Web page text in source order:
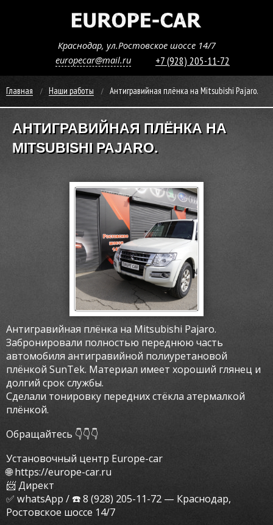
Краснодар, ул.Ростовское шоссе 14/7
europecar@mail.ru
+7 (928) 205-11-72
Главная Наши работы Антигравийная плёнка на Mitsubishi Pajaro.
АНТИГРАВИЙНАЯ ПЛЁНКА НА
MITSUBISHI PAJARO.
Антигравийная плёнка на Mitsubishi Pajaro.
Забронировали полностью переднюю часть
автомобиля антигравийной полиуретановой
плёнкой SunTek. Материал имеет хороший глянец и
долгий срок службы.
Сделали тонировку передних стёкла атермалкой
плёнкой.
Обращайтесь 👇👇👇
Установочный центр Europe-car
🌐 https://europe-car.ru
📨 Директ
✅ whatsApp / ☎️ 8 (928) 205-11-72 — Краснодар,
Ростовское шоссе 14/7